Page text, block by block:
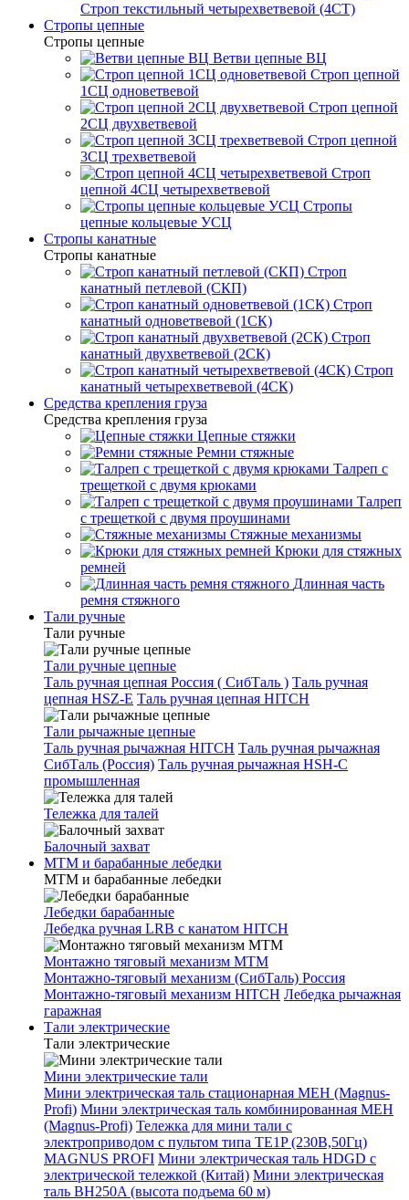
Строп текстильный четырехветвевой (4СТ)
Стропы цепные
Стропы цепные
Ветви цепные ВЦ
Строп цепной
1СЦ одноветвевой
Строп цепной
2СЦ двухветвевой
Строп цепной
3СЦ трехветвевой
Строп
цепной 4СЦ четырехветвевой
Стропы
цепные кольцевые УСЦ
Стропы канатные
Стропы канатные
Строп
канатный петлевой (СКП)
Строп
канатный одноветвевой (1СК)
Строп
канатный двухветвевой (2СК)
Строп
канатный четырехветвевой (4СК)
Средства крепления груза
Средства крепления груза
Цепные стяжки
Ремни стяжные
Талреп с
трещеткой с двумя крюками
Талреп
с трещеткой с двумя проушинами
Стяжные механизмы
Крюки для стяжных
ремней
Длинная часть
ремня стяжного
Тали ручные
Тали ручные
Тали ручные цепные
Таль ручная цепная Россия ( СибТаль ) Таль ручная
цепная HSZ-E Таль ручная цепная HITCH
Тали рычажные цепные
Таль ручная рычажная HITCH Таль ручная рычажная
СибТаль (Россия) Таль ручная рычажная HSH-C
промышленная
Тележка для талей
Балочный захват
МТМ и барабанные лебедки
МТМ и барабанные лебедки
Лебедки барабанные
Лебедка ручная LRB с канатом HITCH
Монтажно тяговый механизм МТМ
Монтажно-тяговый механизм (СибТаль) Россия
Монтажно-тяговый механизм HITCH Лебедка рычажная
гаражная
Тали электрические
Тали электрические
Мини электрические тали
Мини электрическая таль стационарная МЕН (Magnus-
Profi) Мини электрическая таль комбинированная МЕН
(Magnus-Profi) Тележка для мини тали с
электроприводом с пультом типа TE1P (230В,50Гц)
MAGNUS PROFI Мини электрическая таль HDGD с
электрической тележкой (Китай) Мини электрическая
таль BH250A (высота подъема 60 м)